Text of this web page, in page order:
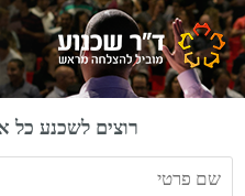
Skip
to
main
Skip
to
primary
Skip
to
footer
רוצים לשכנע כל